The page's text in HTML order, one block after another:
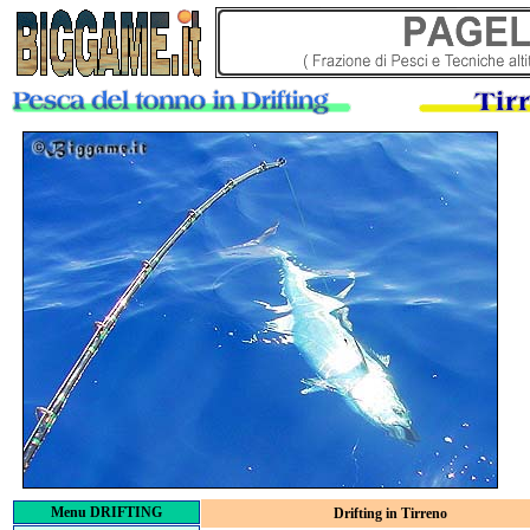
Menu DRIFTING Drifting in Tirreno